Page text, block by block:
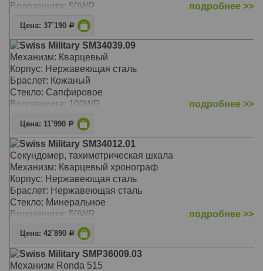
Водозащита: 50WR
подробнее >>
Цена: 37`190 Р
Swiss Military SM34039.09
Механизм: Кварцевый
Корпус: Нержавеющая сталь
Браслет: Кожаный
Стекло: Сапфировое
Водозащита: 100WR
подробнее >>
Цена: 11`990 Р
Swiss Military SM34012.01
Секундомер, тахиметрическая шкала
Механизм: Кварцевый хронограф
Корпус: Нержавеющая сталь
Браслет: Нержавеющая сталь
Стекло: Минеральное
Водозащита: 50WR
подробнее >>
Цена: 42`890 Р
Swiss Military SMP36009.03
Механизм Ronda 515